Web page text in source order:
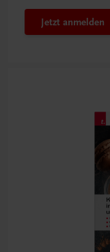
Jetzt anmelden